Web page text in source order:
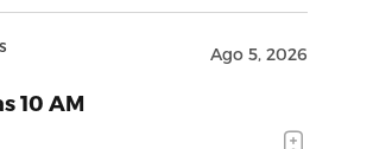
Ago 5, 2026
10 AM